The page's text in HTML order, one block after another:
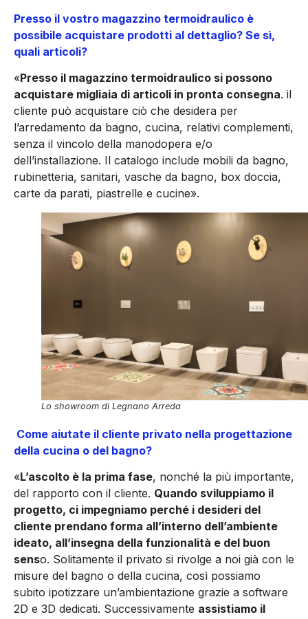
Presso il vostro magazzino termoidraulico è
possibile acquistare prodotti al dettaglio? Se sì,
quali articoli?
«Presso il magazzino termoidraulico si possono
acquistare migliaia di articoli in pronta consegna. il
cliente può acquistare ciò che desidera per
l’arredamento da bagno, cucina, relativi complementi,
senza il vincolo della manodopera e/o
dell’installazione. Il catalogo include mobili da bagno,
rubinetteria, sanitari, vasche da bagno, box doccia,
carte da parati, piastrelle e cucine».
Lo showroom di Legnano Arreda
Come aiutate il cliente privato nella progettazione
della cucina o del bagno?
«L’ascolto è la prima fase, nonché la più importante,
del rapporto con il cliente. Quando sviluppiamo il
progetto, ci impegniamo perché i desideri del
cliente prendano forma all’interno dell’ambiente
ideato, all’insegna della funzionalità e del buon
senso. Solitamente il privato si rivolge a noi già con le
misure del bagno o della cucina, così possiamo
subito ipotizzare un’ambientazione grazie a software
2D e 3D dedicati. Successivamente assistiamo il